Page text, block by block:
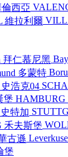
HAMBURG
堡